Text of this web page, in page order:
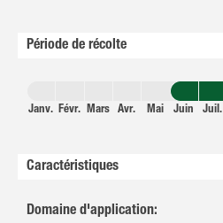
Période de récolte
Janv. Févr. Mars Avr. Mai Juin Juil.
Caractéristiques
Domaine d'application: